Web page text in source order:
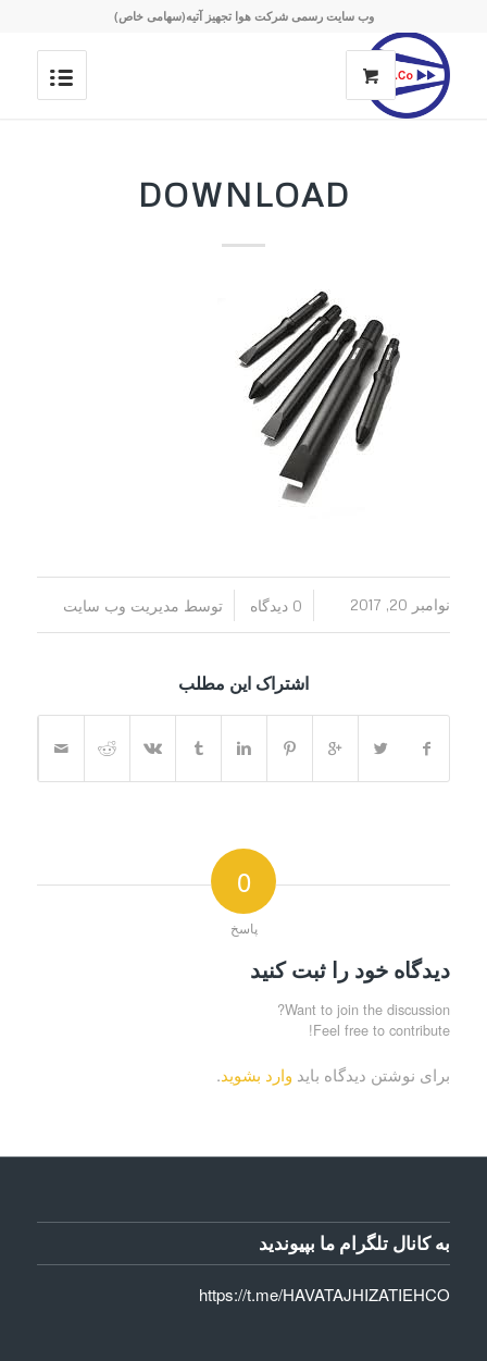
وب سایت رسمی شرکت هوا تجهیز آتیه(سهامی خاص)
DOWNLOAD
نوامبر 20, 2017 / 0 دیدگاه/ توسط مدیریت وب سایت
اشتراک این مطلب
0
پاسخ
دیدگاه خود را ثبت کنید
Want to join the discussion?
Feel free to contribute!
برای نوشتن دیدگاه باید وارد بشوید.
به کانال تلگرام ما بپیوندید
https://t.me/HAVATAJHIZATIEHCO